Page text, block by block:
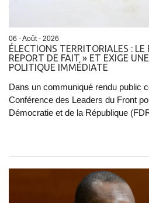
06 - Août - 2026
ÉLECTIONS TERRITORIALES : LE
REPORT DE FAIT » ET EXIGE
POLITIQUE IMMÉDIATE
Dans un communiqué rendu public
Conférence des Leaders du Front
Démocratie et de la République